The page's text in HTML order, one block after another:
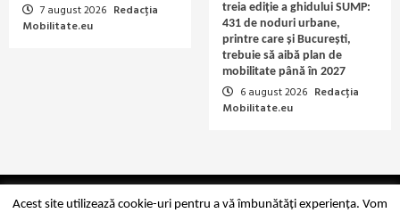
7 august 2026 Redacția
Mobilitate.eu
treia ediție a ghidului SUMP:
431 de noduri urbane,
printre care și București,
trebuie să aibă plan de
mobilitate până în 2027
6 august 2026 Redacția
Mobilitate.eu
Copyright Mobilitate.eu © 2014-2026
Acest site utilizează cookie-uri pentru a vă îmbunătăți experiența. Vom